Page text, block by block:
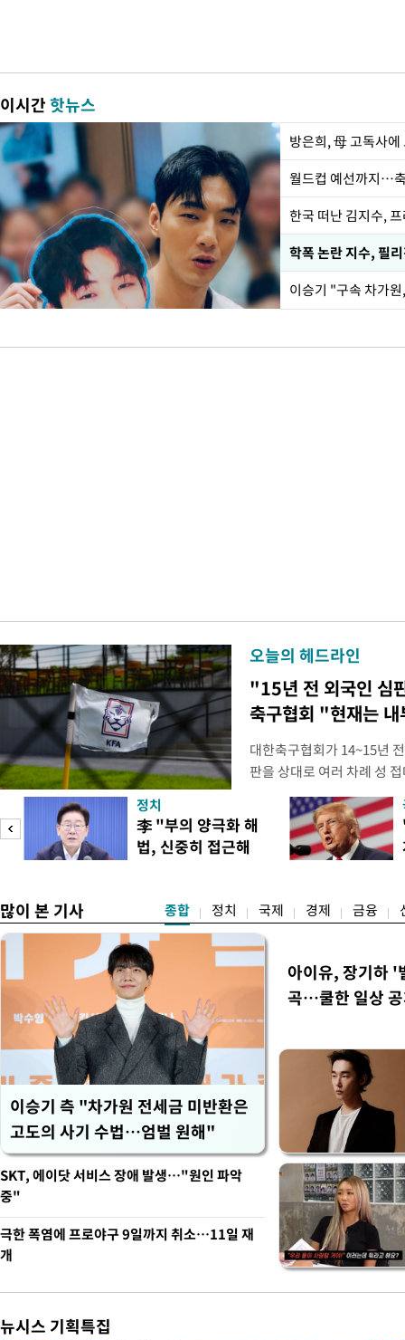
이시간핫뉴스
방은희, 母 고독사
월드컵 예선까지…
한국 떠난 김지수,
학폭 논란 지수, 필
이승기 "구속 차가
오늘의 헤드라인
"15년 전 외국인 심
축구협회 "현재는
대한축구협회가 14~15년
판을 상대로 여러 차례 성
구계에 따르면 국회의 한
년 국제심판 10여 명에게
축구협회는 외국인 심판과
수십만원에서 많게는 100
정치
李 "부의 양극화 해
법, 신중히 접근해
많이 본 기사 종합 정치 국제 경제 금융
이승기 측 "차가원 전세금 미반환은
고도의 사기 수법…엄벌 원해"
아이유, 장기하 '
곡…쿨한 일상
SKT, 에이닷 서비스 장애 발생…"원인 파악
중"
극한 폭염에 프로야구 9일까지 취소…11일 재
개
뉴시스 기획특집